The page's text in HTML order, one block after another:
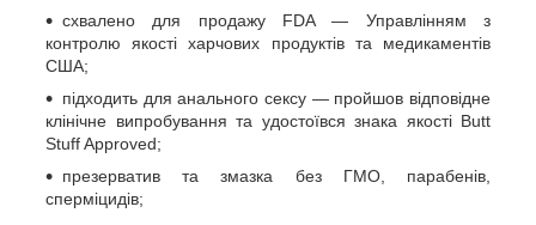
схвалено для продажу FDA — Управлінням з
контролю якості харчових продуктів та медикаментів
США;
підходить для анального сексу — пройшов відповідне
клінічне випробування та удостоївся знака якості Butt
Stuff Approved;
презерватив та змазка без ГМО, парабенів,
сперміцидів;